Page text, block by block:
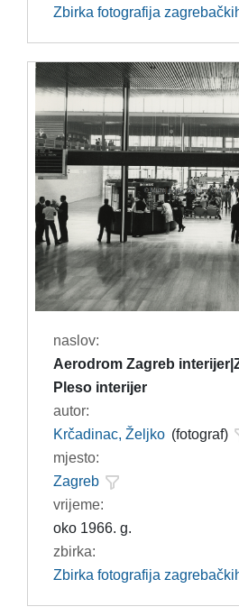
Zbirka fotografija
naslov:
Aerodrom Zagreb
Pleso interijer
autor:
Krčadinac, Željko (fotograf)
mjesto:
Zagreb
vrijeme:
oko 1966. g.
zbirka:
Zbirka fotografija